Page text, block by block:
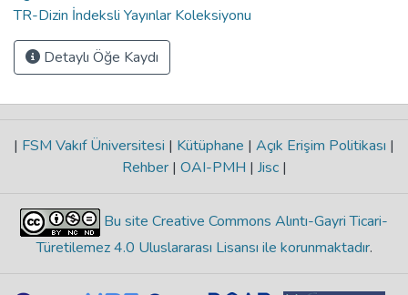
TR-Dizin İndeksli Yayınlar Koleksiyonu
Detaylı Öğe Kaydı
| FSM Vakıf Üniversitesi | Kütüphane | Açık Erişim Politikası |
Rehber | OAI-PMH | Jisc |
Bu site Creative Commons Alıntı-Gayri Ticari-
Türetilemez 4.0 Uluslararası Lisansı ile korunmaktadır.